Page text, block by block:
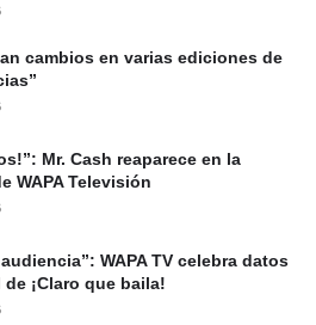
cambios en varias ediciones de
Mr. Cash reaparece en la
WAPA Televisión
WAPA TV celebra datos
¡Claro que baila!